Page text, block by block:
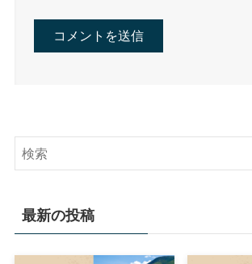
最新の投稿